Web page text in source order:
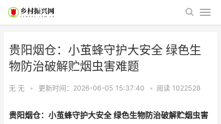
贵阳烟仓：小茧蜂守护大安全 绿色生
物防治破解贮烟虫害难题
无 无 • 更新时间：2026-06-05 15:37:40 • 阅读 1022528
贵阳烟仓：小茧蜂守护大安全 绿色生物防治破解贮烟虫害